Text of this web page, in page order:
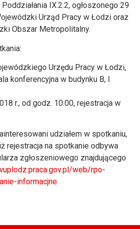
IX.2.2, ogłoszonego 29
Urząd Pracy w Łodzi oraz
Obszar Metropolitalny.
Urzędu Pracy w Łodzi,
konferencyjna w budynku B, I
r., od godz. 10:00, rejestracja w
udziałem w spotkaniu,
rejestracja na spotkanie odbywa
zgłoszeniowego znajdującego
web/rpo-
informacjne